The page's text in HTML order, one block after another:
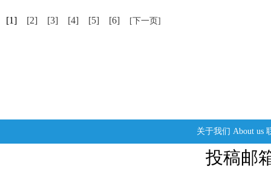
[1] [2] [3] [4] [5] [6] [下一页]
关于我们 About us
投稿邮